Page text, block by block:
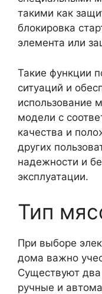
такими как
блокировка
элемента или
Такие функции
ситуаций и
использование
модели с
качества и
других
надежности и
эксплуатации.
Тип
При выборе
дома важно
Существуют
ручные и